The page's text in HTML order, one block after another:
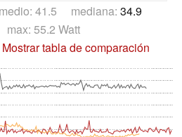
41.5 mediana: 34.9
max: 55.2 Watt
Mostrar tabla de comparación